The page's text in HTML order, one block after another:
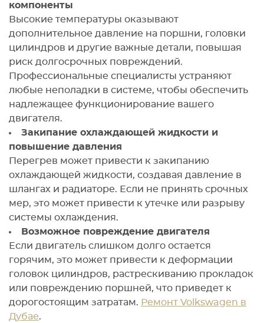
компоненты
Высокие температуры оказывают
дополнительное давление на поршни, головки
цилиндров и другие важные детали, повышая
риск долгосрочных повреждений.
Профессиональные специалисты устраняют
любые неполадки в системе, чтобы обеспечить
надлежащее функционирование вашего
двигателя.
Закипание охлаждающей жидкости и
повышение давления
Перегрев может привести к закипанию
охлаждающей жидкости, создавая давление в
шлангах и радиаторе. Если не принять срочных
мер, это может привести к утечке или разрыву
системы охлаждения.
Возможное повреждение двигателя
Если двигатель слишком долго остается
горячим, это может привести к деформации
головок цилиндров, растрескиванию прокладок
или повреждению поршней, что приведет к
дорогостоящим затратам. Ремонт Volkswagen в
Дубае.